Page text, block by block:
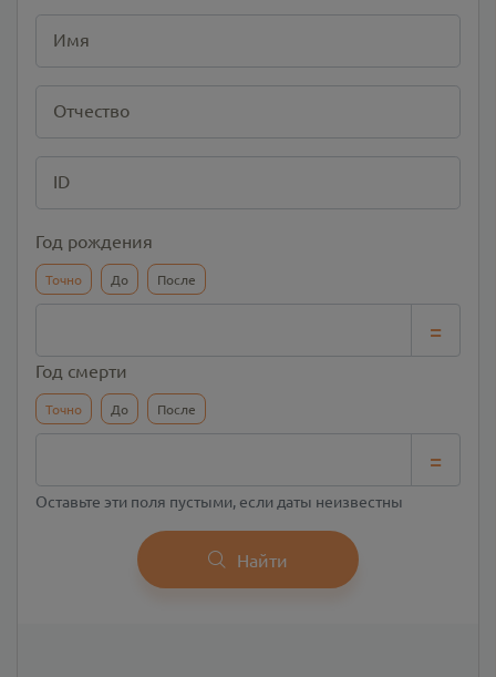
Имя
Отчество
ID
Год рождения
Точно До После
=
Год смерти
Точно До После
=
Оставьте эти поля пустыми, если даты неизвестны
Найти